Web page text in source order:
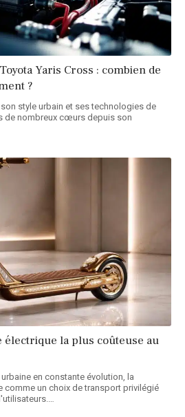
Yaris Cross : combien de
?
style urbain et ses technologies de
de nombreux cœurs depuis son
la plus coûteuse au
en constante évolution, la
comme un choix de transport privilégié
…